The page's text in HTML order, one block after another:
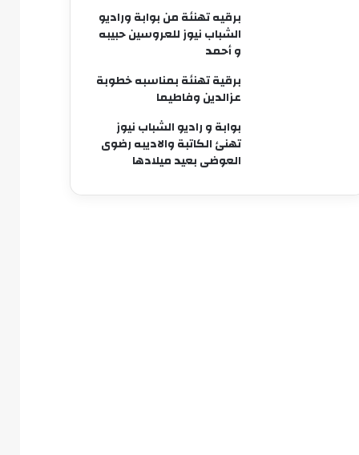
برقيه تهنئة من بوابة وراديو
الشباب نيوز للعروسين حبيبه
و أحمد
برقية تهنئة بمناسبه خطوبة
عزالدين وفاطيما
بوابة و راديو الشباب نيوز
تهنئ الكاتبة والاديبه رضوى
العوضى بعيد ميلادها